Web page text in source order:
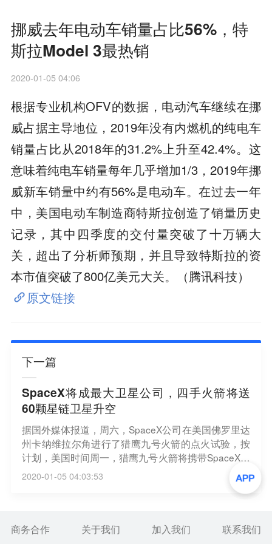
挪威去年电动车销量占比56%，特
斯拉Model 3最热销
2020-01-05 04:06
根据专业机构OFV的数据，电动汽车继续在挪
威占据主导地位，2019年没有内燃机的纯电车
销量占比从2018年的31.2%上升至42.4%。这
意味着纯电车销量每年几乎增加1/3，2019年挪
威新车销量中约有56%是电动车。在过去一年
中，美国电动车制造商特斯拉创造了销量历史
记录，其中四季度的交付量突破了十万辆大
关，超出了分析师预期，并且导致特斯拉的资
本市值突破了800亿美元大关。（腾讯科技）
原文链接
下一篇
SpaceX将成最大卫星公司，四手火箭将送
60颗星链卫星升空
据国外媒体报道，周六，SpaceX公司在美国佛罗里达
州卡纳维拉尔角进行了猎鹰九号火箭的点火试验，按
计划，美国时间周一，猎鹰九号火箭将携带SpaceX自
己的60颗星链卫星升空，届时，SpaceX将成为世界
上最大的商业卫星“舰队”的拥有者。累计180颗卫星的
数量将使SpaceX拥有比任何其他公司都多的商业卫
该公司运营着一个小型地球观测卫星网络。（腾讯科
2020-01-05 04:03:53
商务合作 关于我们 加入我们 联系我们